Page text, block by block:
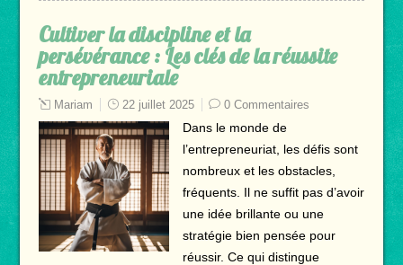
Cultiver la discipline et la
persévérance : Les clés de la réussite
entrepreneuriale
Mariam 22 juillet 2025 0 Commentaires
Dans le monde de
l’entrepreneuriat, les défis sont
nombreux et les obstacles,
fréquents. Il ne suffit pas d’avoir
une idée brillante ou une
stratégie bien pensée pour
réussir. Ce qui distingue